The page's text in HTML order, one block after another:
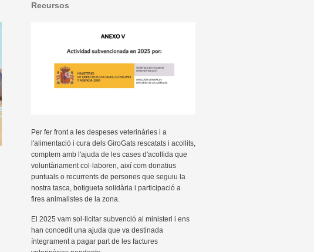
Recursos
Per fer front a les despeses veterinàries i a
l'alimentació i cura dels GiroGats rescatats i acollits,
comptem amb l'ajuda de les cases d'acollida que
voluntàriament col·laboren, així com donatius
puntuals o recurrents de persones que seguiu la
nostra tasca, botigueta solidària i participació a
fires animalistes de la zona.
El 2025 vam sol·licitar subvenció al ministeri i ens
han concedit una ajuda que va destinada
íntegrament a pagar part de les factures